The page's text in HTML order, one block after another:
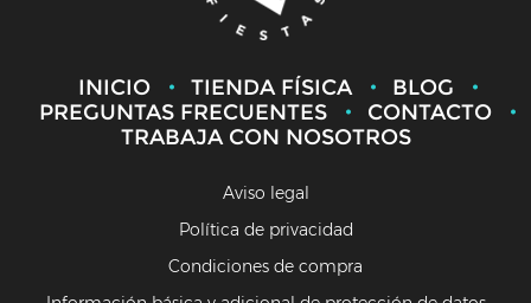
INICIO TIENDA FÍSICA
BLOG
PREGUNTAS FRECUENTES
CONTACTO
TRABAJA CON NOSOTROS
Aviso legal
Política de privacidad
Condiciones de compra